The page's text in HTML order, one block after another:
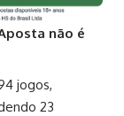
não é
jogos,
23